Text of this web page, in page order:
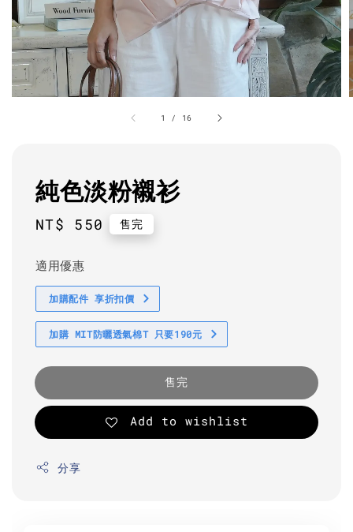
1 / 16
純色淡粉襯衫
Regular
NT$ 550 售完
適用優惠
加購配件 享折扣價
加購 MIT防曬透氣棉T 只要190元
售完
Add to wishlist
分享